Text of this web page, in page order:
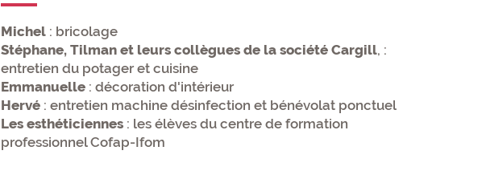
Michel : bricolage
Stéphane, Tilman et leurs collègues de la société Cargill, :
entretien du potager et cuisine
Emmanuelle : décoration d'intérieur
Hervé : entretien machine désinfection et bénévolat ponctuel
Les esthéticiennes : les élèves du centre de formation
professionnel Cofap-Ifom